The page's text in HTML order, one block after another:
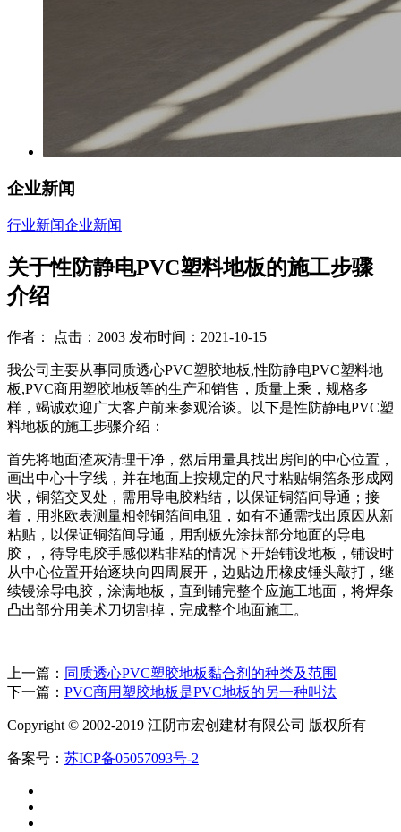
企业新闻
行业新闻企业新闻
关于性防静电PVC塑料地板的施工步骤
介绍
作者： 点击：2003 发布时间：2021-10-15
我公司主要从事同质透心PVC塑胶地板,性防静电PVC塑料地
板,PVC商用塑胶地板等的生产和销售，质量上乘，规格多
样，竭诚欢迎广大客户前来参观洽谈。以下是性防静电PVC塑
料地板的施工步骤介绍：
首先将地面渣灰清理干净，然后用量具找出房间的中心位置，
画出中心十字线，并在地面上按规定的尺寸粘贴铜箔条形成网
状，铜箔交叉处，需用导电胶粘结，以保证铜箔间导通；接
着，用兆欧表测量相邻铜箔间电阻，如有不通需找出原因从新
粘贴，以保证铜箔间导通，用刮板先涂抹部分地面的导电
胶，，待导电胶手感似粘非粘的情况下开始铺设地板，铺设时
从中心位置开始逐块向四周展开，边贴边用橡皮锤头敲打，继
续镘涂导电胶，涂满地板，直到铺完整个应施工地面，将焊条
凸出部分用美术刀切割掉，完成整个地面施工。
上一篇： 同质透心PVC塑胶地板黏合剂的种类及范围
下一篇： PVC商用塑胶地板是PVC地板的另一种叫法
Copyright © 2002-2019 江阴市宏创建材有限公司 版权所有
备案号： 苏ICP备05057093号-2